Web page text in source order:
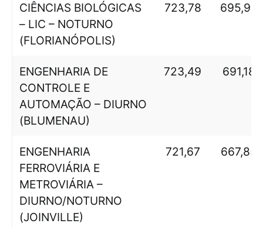
CIÊNCIAS BIOLÓGICAS
– LIC – NOTURNO
(FLORIANÓPOLIS)
723,78 695,96
ENGENHARIA DE
CONTROLE E
AUTOMAÇÃO – DIURNO
(BLUMENAU)
723,49 691,18
ENGENHARIA
FERROVIÁRIA E
METROVIÁRIA –
DIURNO/NOTURNO
(JOINVILLE)
721,67 667,85